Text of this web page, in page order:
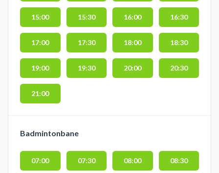
15:00 15:30 16:00 16:30
17:00 17:30 18:00 18:30
19:00 19:30 20:00 20:30
21:00
Badmintonbane
07:00 07:30 08:00 08:30